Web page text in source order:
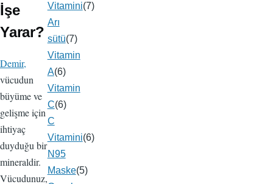
İşe
Yarar?
Demir,
vücudun
büyüme ve
gelişme için
ihtiyaç
duyduğu bir
mineraldir.
Vücudunuz,
Vitamini(7)
Arı
sütü(7)
Vitamin
A(6)
Vitamin
C(6)
C
Vitamini(6)
N95
Maske(5)